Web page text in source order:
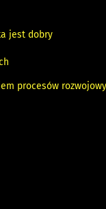
jest dobry
procesów